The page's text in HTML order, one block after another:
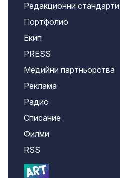
Редакционни стандарти
Портфолио
Екип
PRESS
Медийни партньорства
Реклама
Радио
Списание
Филми
RSS